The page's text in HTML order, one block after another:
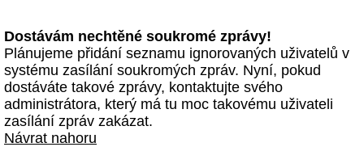
Dostávám nechtěné soukromé zprávy!
Plánujeme přidání seznamu ignorovaných uživatelů v
systému zasílání soukromých zpráv. Nyní, pokud
dostáváte takové zprávy, kontaktujte svého
administrátora, který má tu moc takovému uživateli
zasílání zpráv zakázat.
Návrat nahoru